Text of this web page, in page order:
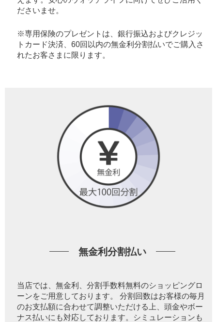
ださいませ。
※専用保険のプレゼントは、銀行振込およびクレジッ
トカード決済、60回以内の無金利分割払いでご購入さ
れたお客さまに限ります。
無金利分割払い
当店では、無金利、分割手数料無料のショッピングロ
ーンをご用意しております。 分割回数はお客様の毎月
のお支払額に合わせて調整いただける上、頭金やボー
ナス払いにも対応しております。シミュレーションも